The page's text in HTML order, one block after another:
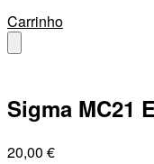
Carrinho
Sigma MC21
20,00 €